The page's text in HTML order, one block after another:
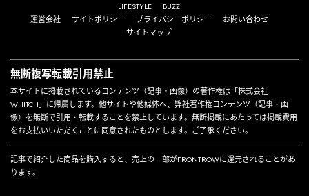
LIFESTYLE
BUZZ
運営会社
サイトポリシー プライバシーポリシー
お問い合わせ
サイトマップ
無断複写転載引用禁止
本サイトに掲載されているコンテンツ（記事・画像）の著作権は「株式会社
WHITCH」に帰属します。他サイトや他媒体へ、弊社著作権コンテンツ（記事・画
像）を無断で引用・転載することを禁止しています。無断掲載にあたっては掲載費用
をお支払いいただくことに同意されたものとします。ご了承ください。
記事で紹介した商品を購入すると、売上の一部がFRONTROWに還元されることがあ
ります。